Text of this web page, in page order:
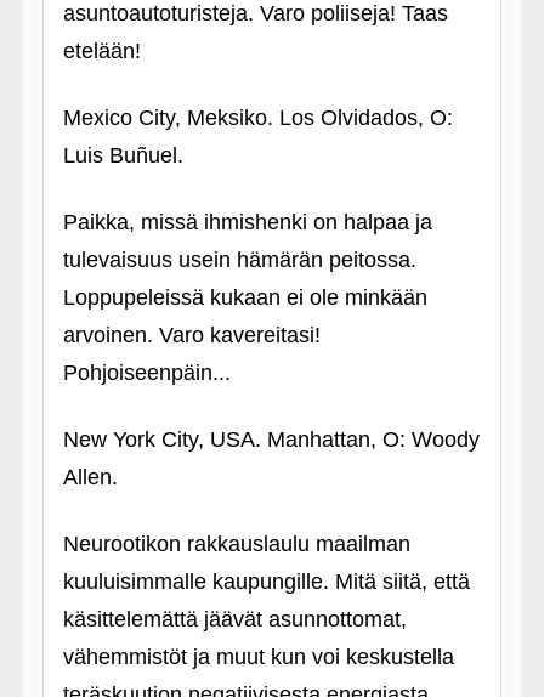
asuntoautoturisteja. Varo poliiseja! Taas
etelään!
Mexico City, Meksiko. Los Olvidados, O:
Luis Buñuel.
Paikka, missä ihmishenki on halpaa ja
tulevaisuus usein hämärän peitossa.
Loppupeleissä kukaan ei ole minkään
arvoinen. Varo kavereitasi!
Pohjoiseenpäin...
New York City, USA. Manhattan, O: Woody
Allen.
Neurootikon rakkauslaulu maailman
kuuluisimmalle kaupungille. Mitä siitä, että
käsittelemättä jäävät asunnottomat,
vähemmistöt ja muut kun voi keskustella